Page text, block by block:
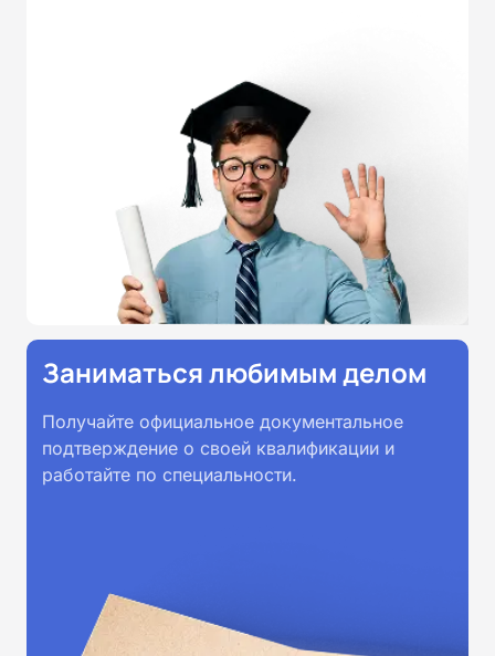
принимаются работодателями по
всей России.
Заниматься любимым делом
Получайте официальное документальное
подтверждение о своей квалификации и
работайте по специальности.